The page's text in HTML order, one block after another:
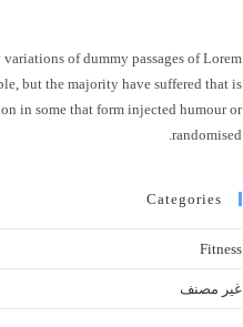
variations of dummy passages of Lorem
but the majority have suffered that is
in some that form injected humour or
randomised.
Categories
Fitness
غير مصنف